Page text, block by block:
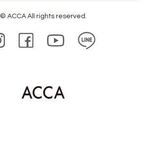
© ACCA All rights reserved.